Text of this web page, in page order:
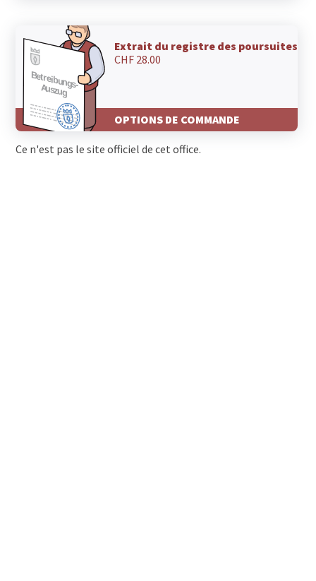
Extrait du registre des poursuites
CHF 28.00
OPTIONS DE COMMANDE
Ce n'est pas le site officiel de cet office.